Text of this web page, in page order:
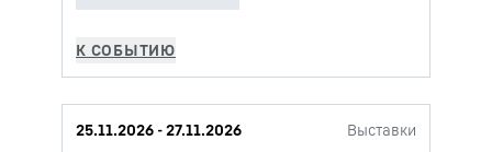
25.11.2026 - 27.11.2026 Выставки